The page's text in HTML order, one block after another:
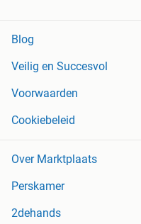
Blog
Veilig en Succesvol
Voorwaarden
Cookiebeleid
Over Marktplaats
Perskamer
2dehands